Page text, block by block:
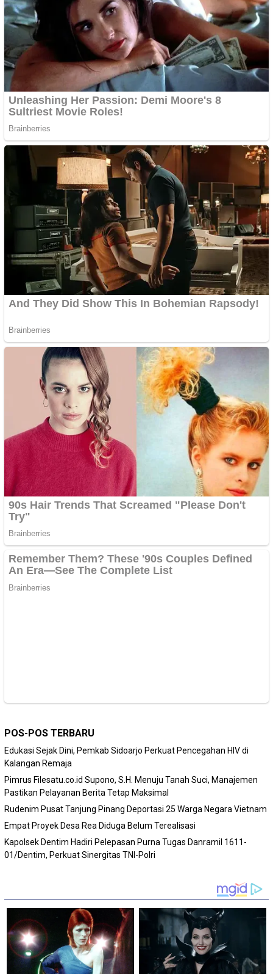
POS-POS TERBARU
Edukasi Sejak Dini, Pemkab Sidoarjo Perkuat Pencegahan HIV di
Kalangan Remaja
Pimrus Filesatu.co.id Supono, S.H. Menuju Tanah Suci, Manajemen
Pastikan Pelayanan Berita Tetap Maksimal
Rudenim Pusat Tanjung Pinang Deportasi 25 Warga Negara Vietnam
Empat Proyek Desa Rea Diduga Belum Terealisasi
Kapolsek Dentim Hadiri Pelepasan Purna Tugas Danramil 1611-
01/Dentim, Perkuat Sinergitas TNI-Polri